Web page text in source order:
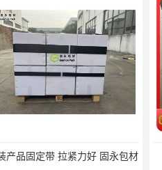
托盘运输网兜 固永包材